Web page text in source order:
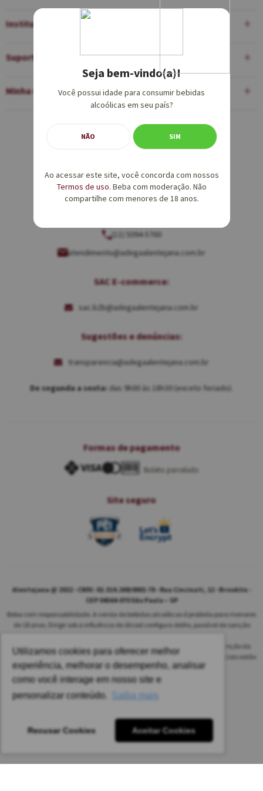
Utilizamos cookies para oferecer melhor
experiência, melhorar o desempenho, analisar
como você interage em nosso site e
personalizar conteúdo.
Saiba mais
Recusar Cookies Aceitar Cookies
Institucional
Suporte
Minha Conta
Equipe de Vendas:
vendas@adegaalentejana.com.br
(11) 5094-5760
atendimento@adegaalentejana.com.br
SAC E-commerce:
sac.b2b@adegaalentejana.com.br
Sugestões e denúncias:
transparencia@adegaalentejana.com.br
De segunda a sexta: das 9h00 às 18h30 (exceto feriado).
Formas de pagamento
Boleto parcelado
Site seguro
Alentejana @ 2022 - CNPJ: 02.314.269/0001-78 - Rua Cincinati, 12 - Brooklin -
CEP 04564-070 São Paulo – SP
Beba com responsabilidade. A venda de bebidas alcoólicas é proibida para menores
de 18 anos. Dirigir sob a influência de álcool configura delito, passível de sanção
As safras dos vinhos poderão ser diferentes das informadas no site em função da
disponibilidade do nosso estoque. Alteração de preços e condições comerciais estão
sujeitas a alteração sem aviso prévio.
Pedido mínimo: R$ 1.650,00 para todas as regiões.
Imagens meramente ilustrativas.
Seja bem-vindo(a)!
Você possui idade para consumir bebidas
alcoólicas em seu país?
NÃO SIM
Ao acessar este site, você concorda com nossos
Termos de uso. Beba com moderação. Não
compartilhe com menores de 18 anos.